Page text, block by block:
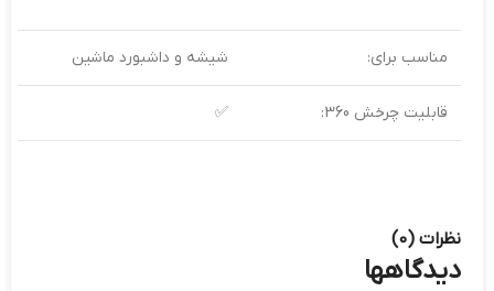
مناسب برای: شیشه و داشبورد ماشین
قابلیت چرخش 360: ✅
نظرات (0)
دیدگاهها